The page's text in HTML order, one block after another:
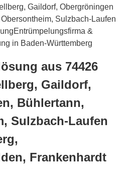
Gaildorf, Obergröningen
Sulzbach-Laufen
&
in Baden-Württemberg
aus 74426
Gaildorf,
Bühlertann,
Sulzbach-Laufen
Frankenhardt